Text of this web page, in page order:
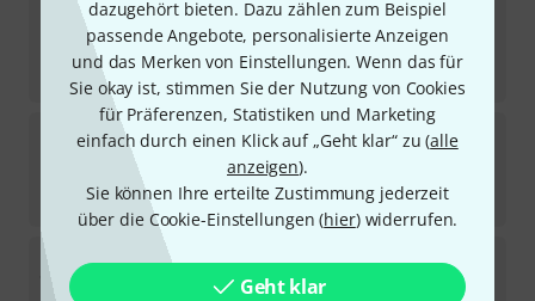
dazugehört bieten. Dazu zählen zum Beispiel
passende Angebote, personalisierte Anzeigen
und das Merken von Einstellungen. Wenn das für
Sie okay ist, stimmen Sie der Nutzung von Cookies
für Präferenzen, Statistiken und Marketing
einfach durch einen Klick auf „Geht klar“ zu (alle
anzeigen).
Sie können Ihre erteilte Zustimmung jederzeit
über die Cookie-Einstellungen (hier) widerrufen.
Geht klar
ManfrottoLL LRCASE1025 Rigid Case
Sofort lieferbar
97€
AV Stumpfl Trolly Bag Small Black
Sofort lieferbar
169 €
Flyht Pro